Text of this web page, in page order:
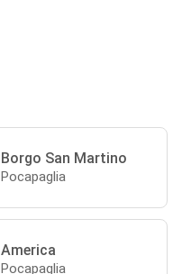
Borgo San Martino
Pocapaglia
America
Pocapaglia